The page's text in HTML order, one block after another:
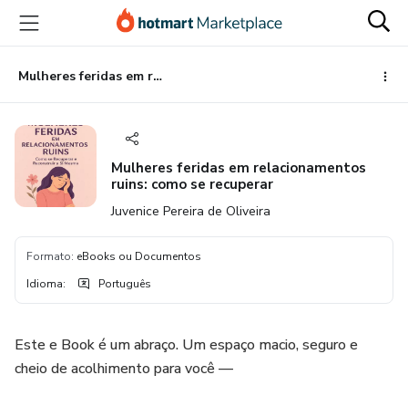
para
conteúdo
principal
para
pagamento
para
rodapé
Mulheres feridas em relacionamentos ruins: como se recuperar
Mulheres feridas em relacionamentos
ruins: como se recuperar
Juvenice Pereira de Oliveira
Formato: eBooks ou Documentos
Idioma: Português
Este e Book é um abraço. Um espaço macio, seguro e
cheio de acolhimento para você —